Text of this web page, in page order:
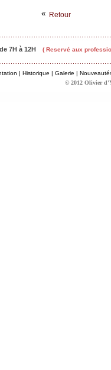
Retour
7H à 12H ( Reservé aux
| Historique | Galerie |
© 2012 Olivier